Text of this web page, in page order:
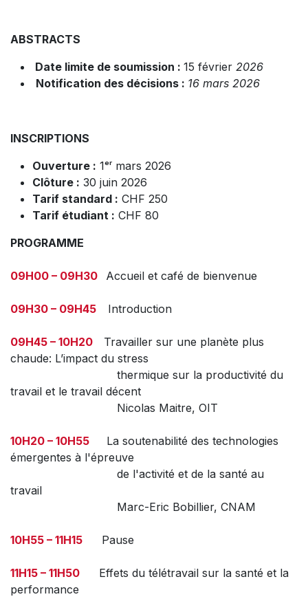
ABSTRACTS
Date limite de soumission : 15 février 2026
Notification des décisions : 16 mars 2026
INSCRIPTIONS
Ouverture : 1ᵉʳ mars 2026
Clôture : 30 juin 2026
Tarif standard : CHF 250
Tarif étudiant : CHF 80
PROGRAMME
09H00 – 09H30 Accueil et café de bienvenue
09H30 – 09H45 Introduction
09H45 – 10H20
Travailler sur une planète plus
chaude: L’impact du stress
thermique sur la productivité du
travail et le travail décent
Nicolas Maitre, OIT
10H20 – 10H55
La soutenabilité des technologies
émergentes à l'épreuve
de l'activité et de la santé au
travail
Marc-Eric Bobillier, CNAM
10H55 – 11H15 Pause
11H15 – 11H50
Effets du télétravail sur la santé et la
performance